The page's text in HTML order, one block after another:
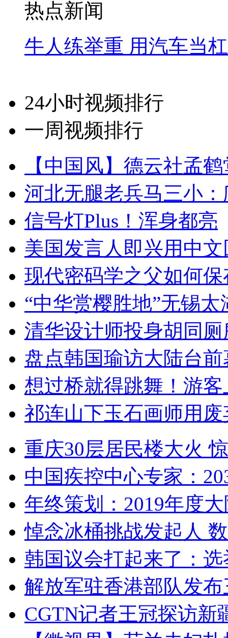
热点新闻
牛人练举重 用汽车当
24小时视频排行
一周视频排行
【中国风】德云社孟
河北无腿老兵马三小
信号灯Plus！浑身都亮
美国发言人即兴用中
现代密码学之父如何
“中华赏樱胜地”无锡
清华设计师投身胡同
盘点韩国瑜访大陆台
想过桥就得跳舞！游客
祁连山下玉石画师用
重庆30层居民楼大火
中国疾控中心专家：
年终策划：2019年度
悼念冰桶挑战发起人
韩国议会打起来了：
解放军驻香港部队发
CGTN记者王冠探访新